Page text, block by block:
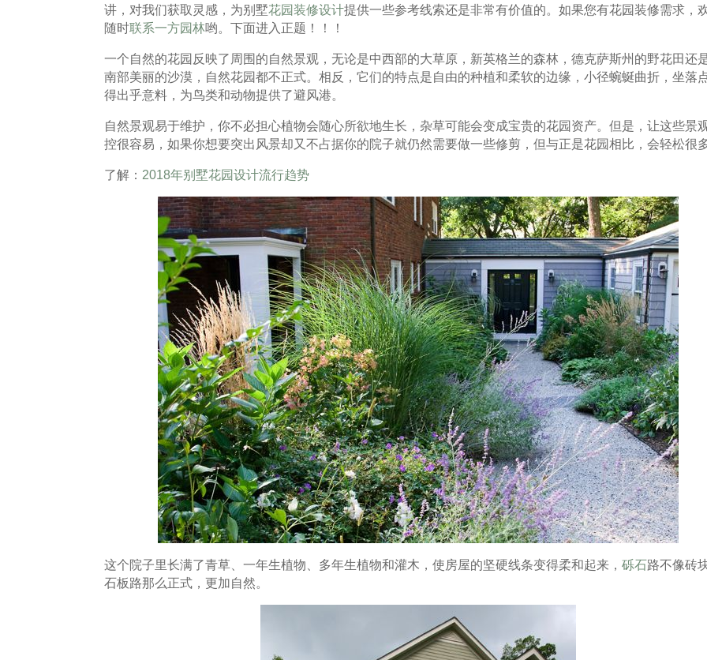
讲，对我们获取灵感，为别墅花园装修设计提供一些参考线索还是非常有价值的。如果您有花园装修需求，
随时联系一方园林哟。下面进入正题！！！
一个自然的花园反映了周围的自然景观，无论是中西部的大草原，新英格兰的森林，德克萨斯州的野花田还
南部美丽的沙漠，自然花园都不正式。相反，它们的特点是自由的种植和柔软的边缘，小径蜿蜒曲折，坐落
得出乎意料，为鸟类和动物提供了避风港。
自然景观易于维护，你不必担心植物会随心所欲地生长，杂草可能会变成宝贵的花园资产。但是，让这些景
控很容易，如果你想要突出风景却又不占据你的院子就仍然需要做一些修剪，但与正是花园相比，会轻松很
了解： 2018年别墅花园设计流行趋势
这个院子里长满了青草、一年生植物、多年生植物和灌木，使房屋的坚硬线条变得柔和起来， 砾石路不像砖
石板路那么正式，更加自然。